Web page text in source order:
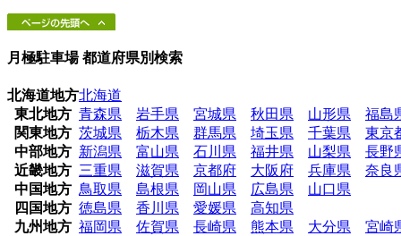
月極駐車場 都道府県別検索
北海道地方北海道
東北地方 青森県 岩手県 宮城県 秋田県 山形県
福島
関東地方 茨城県 栃木県 群馬県 埼玉県 千葉県 東京
中部地方 新潟県 富山県 石川県 福井県 山梨県 長野
近畿地方 三重県 滋賀県 京都府 大阪府 兵庫県 奈良
中国地方 鳥取県 島根県 岡山県 広島県
山口県
四国地方 徳島県 香川県 愛媛県
高知県
九州地方 福岡県 佐賀県 長崎県 熊本県 大分県 宮崎